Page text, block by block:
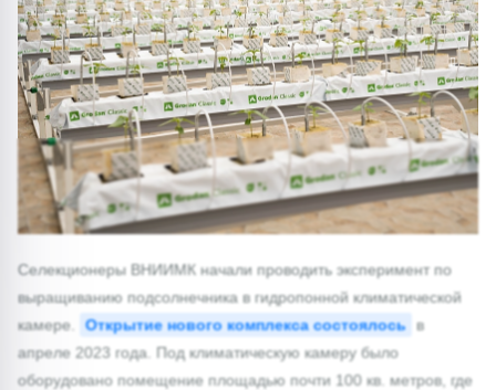
1/0
Селекционеры ВНИИМК начали проводить эксперимент по
выращиванию подсолнечника в гидропонной климатической
камере.
Открытие нового комплекса состоялось в
апреле 2023 года. Под климатическую камеру было
оборудовано помещение площадью почти 100 кв. метров, где